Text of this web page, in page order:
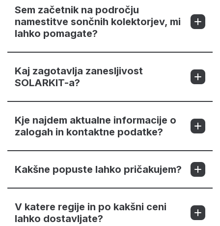
Sem začetnik na področju
namestitve sončnih kolektorjev, mi
lahko pomagate?
Kaj zagotavlja zanesljivost
SOLARKIT-a?
Kje najdem aktualne informacije o
zalogah in kontaktne podatke?
Kakšne popuste lahko pričakujem?
V katere regije in po kakšni ceni
lahko dostavljate?